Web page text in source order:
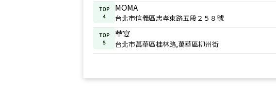
TOP
4
MOMA
台北市信義區忠孝東路五段２５８號
TOP
5
華宴
台北市萬華區桂林路,萬華區柳州街